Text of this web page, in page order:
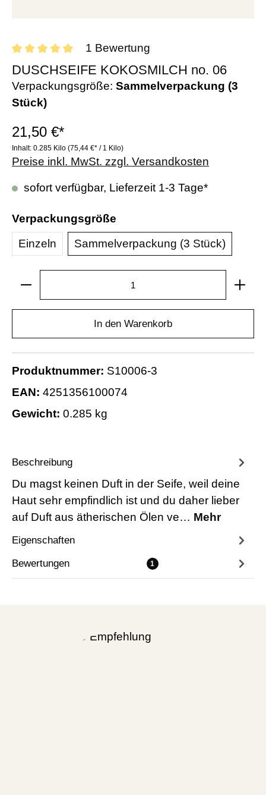
1 Bewertung
DUSCHSEIFE KOKOSMILCH no. 06
Verpackungsgröße: Sammelverpackung (3
Stück)
21,50 €*
Inhalt: 0.285 Kilo (75,44 €* / 1 Kilo)
Preise inkl. MwSt. zzgl. Versandkosten
sofort verfügbar, Lieferzeit 1-3 Tage*
Verpackungsgröße
Einzeln
Sammelverpackung (3 Stück)
In den Warenkorb
Produktnummer: S10006-3
EAN: 4251356100074
Gewicht: 0.285 kg
Beschreibung
Du magst keinen Duft in der Seife, weil deine
Haut sehr empfindlich ist und du daher lieber
auf Duft aus ätherischen Ölen ve… Mehr
Eigenschaften
Bewertungen 1